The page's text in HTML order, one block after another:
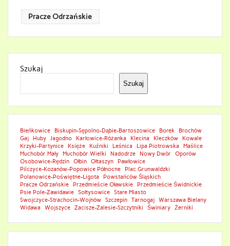
Pracze Odrzańskie
Szukaj
Szukaj
Bieńkowice Biskupin-Sępolno-Dąbie-Bartoszowice Borek
Brochów
Gaj
Huby Jagodno Karłowice-Różanka Klecina Kleczków
Kowale
Krzyki-Partynice
Księże Kuźniki Leśnica Lipa Piotrowska
Maślice
Muchobór Mały
Muchobór Wielki Nadodrze Nowy Dwór
Oporów
Osobowice-Rędzin
Ołbin Ołtaszyn
Pawłowice
Pilczyce-Kozanów-Popowice Północne
Plac Grunwaldzki
Polanowice-Poświętne-Ligota
Powstańców Śląskich
Pracze Odrzańskie
Przedmieście Oławskie
Przedmieście Świdnickie
Psie Pole-Zawidawie
Sołtysowice
Stare Miasto
Swojczyce-Strachocin-Wojnów
Szczepin Tarnogaj
Warszawa Bielany
Widawa
Wojszyce Zacisze-Zalesie-Szczytniki Świniary Żerniki